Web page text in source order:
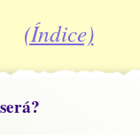
(Índice)